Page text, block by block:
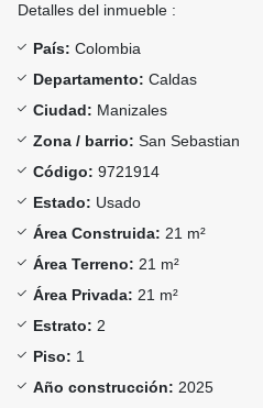
Detalles del inmueble :
País: Colombia
Departamento: Caldas
Ciudad: Manizales
Zona / barrio: San Sebastian
Código: 9721914
Estado: Usado
Área Construida: 21 m²
Área Terreno: 21 m²
Área Privada: 21 m²
Estrato: 2
Piso: 1
Año construcción: 2025